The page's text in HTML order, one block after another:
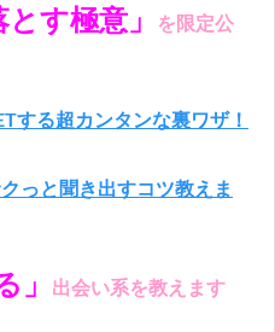
とす極意」
を限定公
する超カンタンな裏ワザ！
っと聞き出すコツ教えま
」 出会い系を教えます